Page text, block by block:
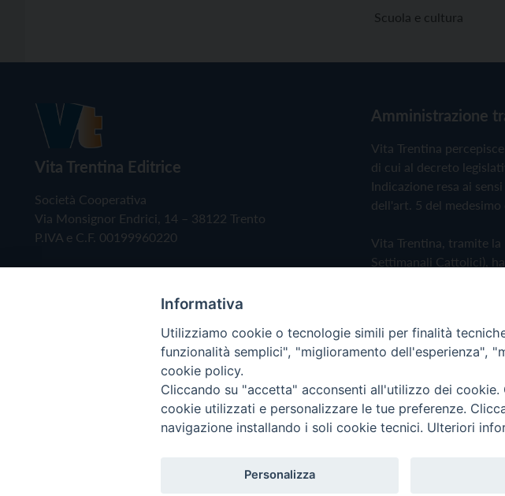
Scuola e cultura
Vita Trentina Editrice
Società Cooperativa
Via Monsignor Endrici, 14 – 38122 Trento
P.IVA e C.F. 00199960220
Amministrazione
Vita Trentina
di cui al decreto
Indicazione resa ai
dell'art. 5 del medesimo
Vita Trentina, tramite la
Settimanali Cattolici),
Privacy Policy
Copyright © 2019 - Tutti i diritti riservati - Vita Trentina Editrice
Informativa
Utilizziamo cookie o tecnologie simili per finalità
funzionalità semplici", "miglioramento dell'esperienza",
cookie policy.
Cliccando su "accetta" acconsenti all'utilizzo dei
cookie utilizzati e personalizzare le tue preferenze.
navigazione installando i soli cookie tecnici. Ulteriori
Personalizza